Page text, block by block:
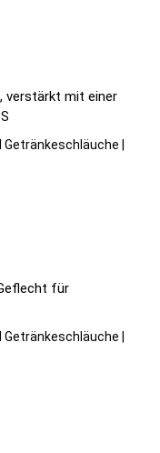
verstärkt mit einer
|
für
|